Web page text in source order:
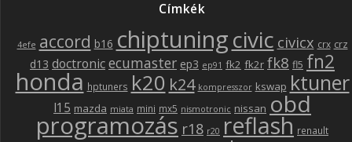
Címkék
4efe accord b16 chiptuningcivic civicx crx crz
d13 doctronicecumaster ep3 ep91 fk2 fk2r fk8 fl5 fn2
honda hptuners k20 k24 kompresszor kswap ktuner
l15 mazda miata mini mx5 nismotronic nissan obd
programozás r18 r20 reflash renault